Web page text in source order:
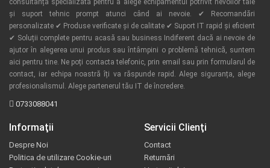
consultanță specializată pentru a alege echipamentul potrivit nevoilor tale
și suport tehnic prompt atunci când ai nevoie. ✔ Recomandări
personalizate ✔ Produse verificate și de calitate ✔ Suport IT rapid și eficient
✔ Soluții complete pentru acasă sau business Indiferent dacă ai nevoie de
ajutor în alegerea unui produs sau întâmpini o problemă tehnică, suntem
aici pentru tine. Ne poți contacta telefonic, prin email sau prin formularul de
contact, iar echipa noastră îți va răspunde rapid. Alege siguranța, alege
profesionalismul. Alege partenerul tău IT de încredere.
0733088041
Informaţii
Despre Noi
Politica de utilizare Cookie-uri
Servicii Clienţi
Contact
Returnări